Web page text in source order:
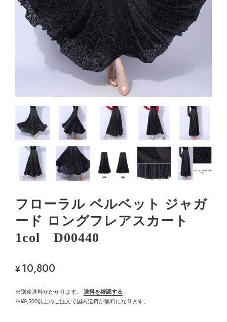
フローラル ベルベット ジャガ
ード ロングフレアスカート
1col D00440
¥10,800
※別途送料がかかります。
送料を確認する
※¥9,500以上のご注文で国内送料が無料になります。